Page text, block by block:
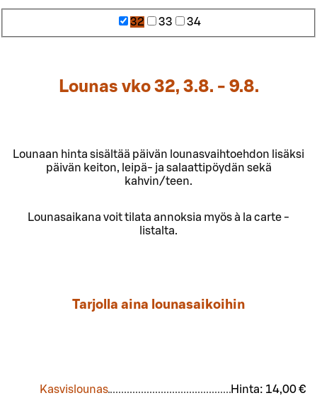
32 33 34
Lounas vko 32, 3.8. - 9.8.
Lounaan hinta sisältää päivän lounasvaihtoehdon lisäksi
päivän keiton, leipä- ja salaattipöydän sekä
kahvin/teen.
Lounasaikana voit tilata annoksia myös à la carte -
listalta.
Tarjolla aina lounasaikoihin
Kasvislounas Hinta: 14,00 €